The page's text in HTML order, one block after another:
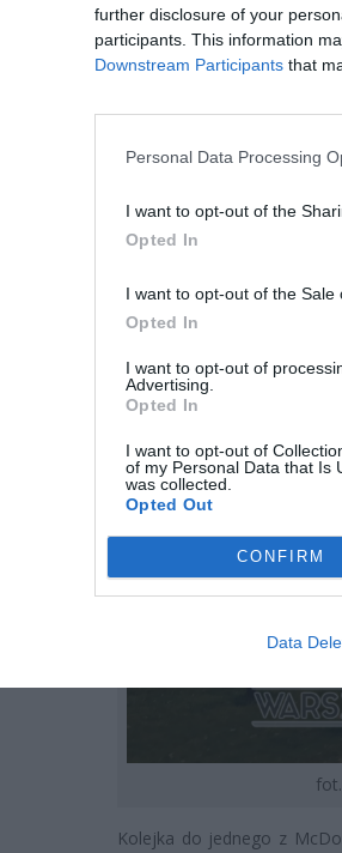
further disclosure of your
participants. This information
Downstream Participants that
Personal Data Processing
I want to opt-out of the
Opted In
I want to opt-out of the Sale
Opted In
I want to opt-out of
Advertising.
Opted In
I want to opt-out of
of my Personal Data that Is
was collected.
Opted Out
CONFIRM
Data
Dodaj nas do
Kolejka do jednego z